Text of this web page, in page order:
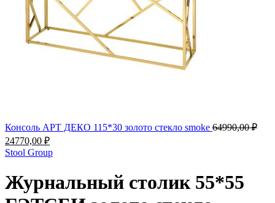
Консоль АРТ ДЕКО 115*30 золото стекло smoke 64990,00₽
24770,00 ₽
Stool Group
Журнальный столик 55*55